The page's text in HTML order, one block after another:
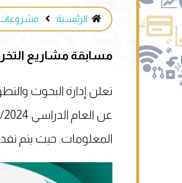
الرئيسية مشروعات
مسابقة مشاريع
​​​​تعلن إدارة البحوث
المعلومات. حيث يتم